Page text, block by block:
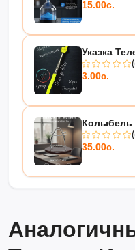
15.00с.
Указка
3.00с.
Колыбель
35.00с.